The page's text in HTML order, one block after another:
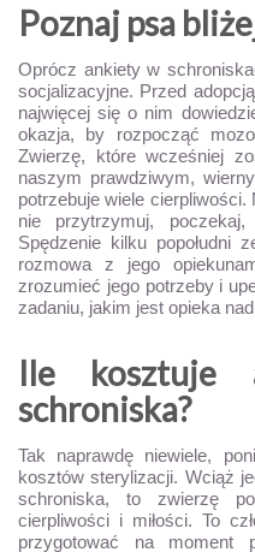
Poznaj psa
Oprócz ankiety w
socjalizacyjne. Przed
najwięcej się o nim
okazja, by rozpocząć
Zwierzę, które wcześniej
naszym prawdziwym,
potrzebuje wiele cierpliwości.
nie przytrzymuj,
Spędzenie kilku popołudni
rozmowa z jego
zrozumieć jego potrzeby i
zadaniu, jakim jest opieka
Ile kosztuje
schroniska?
Tak naprawdę niewiele,
kosztów sterylizacji. Wciąż
schroniska, to zwierzę
cierpliwości i miłości. To
przygotować na